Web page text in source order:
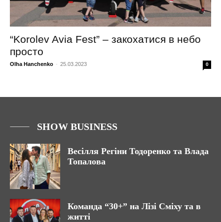
“Korolev Avia Fest” – закохатися в небо
просто
Olha Hanchenko - 25.03.2023 0
SHOW BUSINESS
Весілля Регіни Тодоренко та Влада
Топалова
Команда “30+” на Лізі Сміху та в
житті